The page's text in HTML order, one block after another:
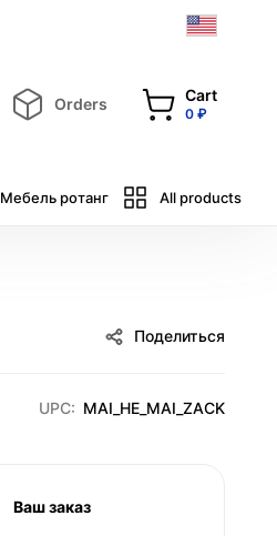
Orders Cart
0 ₽
Мебель ротанг All products
Поделиться
UPC: MAI_HE_MAI_ZACK
Ваш заказ